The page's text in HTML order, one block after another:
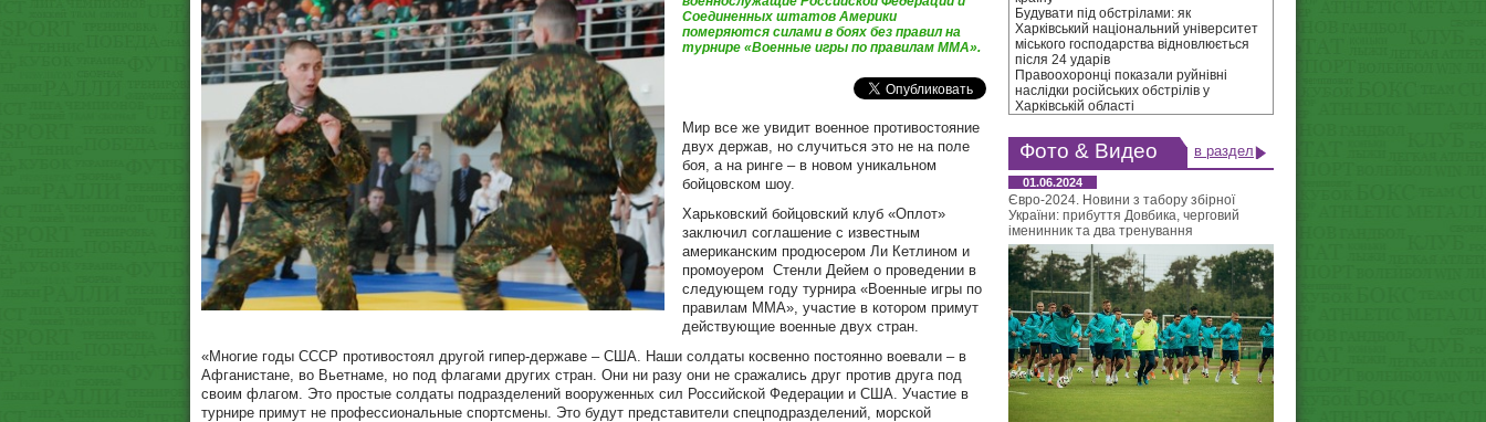
Соединенных штатов Америки
померяются силами в боях без правил на
турнире «Военные игры по правилам ММА».
Мир все же увидит военное противостояние
двух держав, но случиться это не на поле
боя, а на ринге – в новом уникальном
бойцовском шоу.
Харьковский бойцовский клуб «Оплот»
заключил соглашение с известным
американским продюсером Ли Кетлином и
промоуером Стенли Дейем о проведении в
следующем году турнира «Военные игры по
правилам ММА», участие в котором примут
действующие военные двух стран.
«Многие годы СССР противостоял другой гипер-державе – США. Наши солдаты косвенно постоянно воевали – в
Афганистане, во Вьетнаме, но под флагами других стран. Они ни разу они не сражались друг против друга под
своим флагом. Это простые солдаты подразделений вооруженных сил Российской Федерации и США. Участие в
турнире примут не профессиональные спортсмены. Это будут представители спецподразделений, морской
Будувати під обстрілами: як
Харківський національний університет
міського господарства відновлюється
після 24 ударів
Правоохоронці показали руйнівні
наслідки російських обстрілів у
Харківській області
Фото & Видео в раздел
01.06.2024
Євро-2024. Новини з табору збірної
України: прибуття Довбика, черговий
іменинник та два тренування